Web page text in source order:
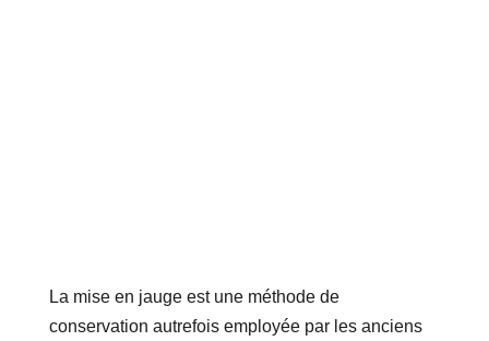
La mise en jauge est une méthode de
conservation autrefois employée par les anciens